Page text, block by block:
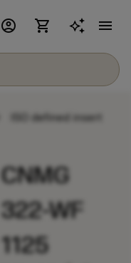
account_circle shopping_cart menu
ISO defined insert
CNMG
322-WF
1125